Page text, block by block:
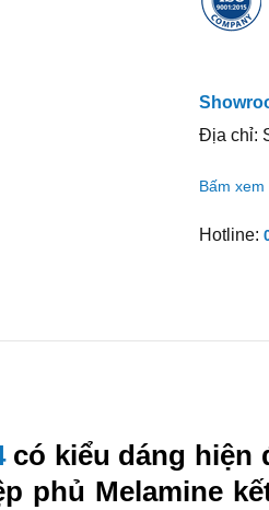
Địa chỉ:
Bấm
Hotline:
có kiểu dáng hiện
phủ Melamine